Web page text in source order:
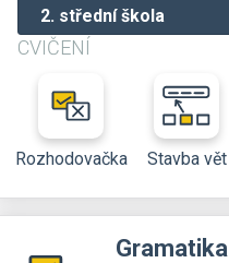
CVIČENÍ
Rozhodovačka Stavba vět
Gramatika